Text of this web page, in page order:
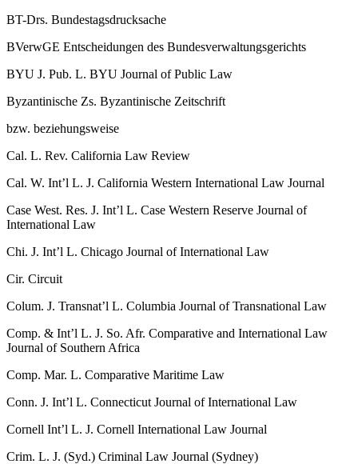
BT-​Drs. Bundestagsdrucksache
BVerwGE Entscheidungen des Bundesverwaltungsgerichts
BYU J. Pub. L. BYU Journal of Public Law
Byzantinische Zs. Byzantinische Zeitschrift
bzw. beziehungsweise
Cal. L. Rev. California Law Review
Cal. W. Int’l L. J. California Western International Law Journal
Case West. Res. J. Int’l L. Case Western Reserve Journal of
International Law
Chi. J. Int’l L. Chicago Journal of International Law
Cir. Circuit
Colum. J. Transnat’l L. Columbia Journal of Transnational Law
Comp. & Int’l L. J. So. Afr. Comparative and International Law
Journal of Southern Africa
Comp. Mar. L. Comparative Maritime Law
Conn. J. Int’l L. Connecticut Journal of International Law
Cornell Int’l L. J. Cornell International Law Journal
Crim. L. J. (Syd.) Criminal Law Journal (Sydney)